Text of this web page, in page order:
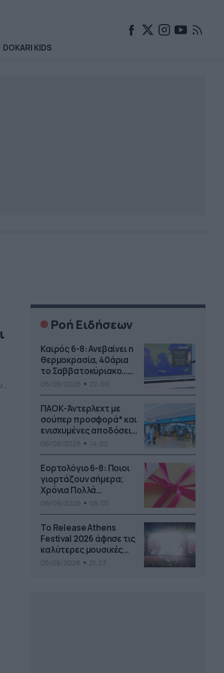
DOKARI KIDS
Ροή Ειδήσεων
Καιρός 6-8: Ανεβαίνει η
θερμοκρασία, 40άρια
το Σαββατοκύριακο…
ΠΑΟΚ-Άντερλεχτ με
σούπερ προσφορά* και
ενισχυμένες αποδόσεις
το Pamestoixima.gr
Εορτολόγιο 6-8: Ποιοι
γιορτάζουν σήμερα;
Χρόνια Πολλά…
Το Release Athens
Festival 2026 άφησε τις
καλύτερες μουσικές
αναμνήσεις